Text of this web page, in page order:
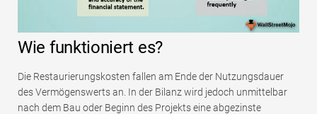
Wie funktioniert es?
Die Restaurierungskosten fallen am Ende der Nutzungsdauer
des Vermögenswerts an. In der Bilanz wird jedoch unmittelbar
nach dem Bau oder Beginn des Projekts eine abgezinste